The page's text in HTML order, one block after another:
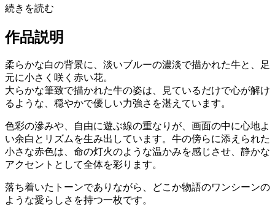
続きを読む
作品説明
柔らかな白の背景に、淡いブルーの濃淡で描かれた牛と、足
元に小さく咲く赤い花。
大らかな筆致で描かれた牛の姿は、見ているだけで心が解け
るような、穏やかで優しい力強さを湛えています。
色彩の滲みや、自由に遊ぶ線の重なりが、画面の中に心地よ
い余白とリズムを生み出しています。牛の傍らに添えられた
小さな赤色は、命の灯火のような温かみを感じさせ、静かな
アクセントとして全体を彩ります。
落ち着いたトーンでありながら、どこか物語のワンシーンの
ような愛らしさを持つ一枚です。